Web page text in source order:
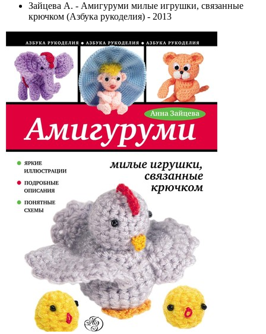
Зайцева А. - Амигуруми милые игрушки, связанные
крючком (Азбука рукоделия) - 2013